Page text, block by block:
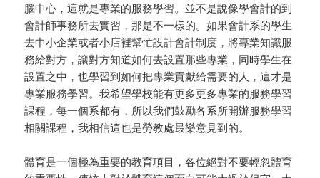
腦中心，這就是專業的服務學習。並不是說像學會計的到
會計師事務所去實習，那是不一樣的。如果會計系的學生
去中小企業或者小店裡幫忙設計會計制度，將專業知識服
務給對方，讓對方知道如何去設置那些專業，同時學生在
設置之中，也學習到如何把專業貢獻給需要的人，這才是
專業服務學習。我希望學校能有更多更多專業的服務學習
課程，每一個系都有，所以我們鼓勵各系所開辦服務學習
相關課程，我相信這也是勞教處最樂意見到的。
體育是一個極為重要的教育項目，各位絕對不要輕忽體育